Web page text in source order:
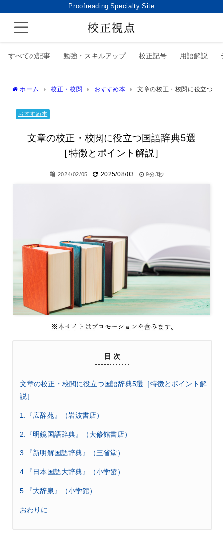
Proofreading Specialty Site
すべての記事 勉強・スキルアップ 校正記号 用語解説
ホーム 校正・校閲 おすすめ本
文章の校正・校閲に役立つ国
おすすめ本
文章の校正・校閲に役立つ国語辞典5選
［特徴とポイント解説］
2024/02/05 2025/08/03 9分3秒
目 次
文章の校正・校閲に役立つ国語辞典5選［特徴とポイント解
説］
1.『広辞苑』（岩波書店）
2.『明鏡国語辞典』（大修館書店）
3.『新明解国語辞典』（三省堂）
4.『日本国語大辞典』（小学館）
5.『大辞泉』（小学館）
おわりに